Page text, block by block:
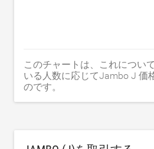
このチャートは、これについ
いる人数に応じてJambo J 価
のです。